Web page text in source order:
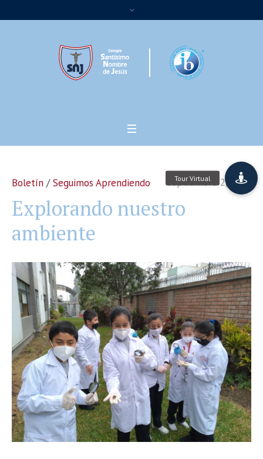
septiembre 2, 2022
Boletín /Seguimos Aprendiendo
Explorando nuestro
ambiente